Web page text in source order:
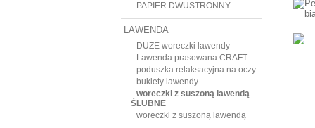
PAPIER DWUSTRONNY
LAWENDA
DUŻE woreczki lawendy
Lawenda prasowana CRAFT
poduszka relaksacyjna na oczy
bukiety lawendy
woreczki z suszoną lawendą
ŚLUBNE
woreczki z suszoną lawendą